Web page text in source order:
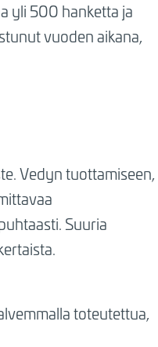
yli 500 hanketta ja
vuoden aikana,
Vedyn tuottamiseen,
Suuria
toteutettua,